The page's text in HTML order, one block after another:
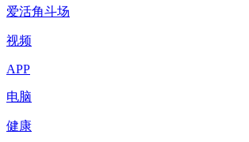
爱活角斗场
视频
APP
电脑
健康